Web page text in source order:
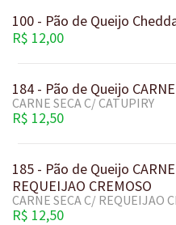
100 - Pão de Queijo
R$ 12,00
184 - Pão de Queijo
CARNE SECA C/ CATUPIRY
R$ 12,50
185 - Pão de Queijo CARNE
REQUEIJAO CREMOSO
CARNE SECA C/ REQUEIJAO
R$ 12,50